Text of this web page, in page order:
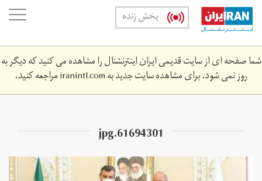
Skip
main
content
پخش زنده
شما صفحه ای از سایت قدیمی ایران اینترنشنال را مشاهده می کنید که دیگر به
روز نمی شود. برای مشاهده سایت جدید بهiranintl.comمراجعه کنید.
61694301.jpg